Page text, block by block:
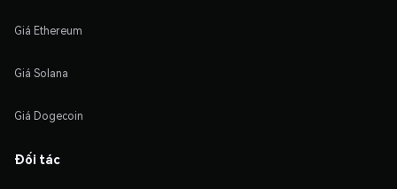
Giá Ethereum
Giá Solana
Giá Dogecoin
Đối tác